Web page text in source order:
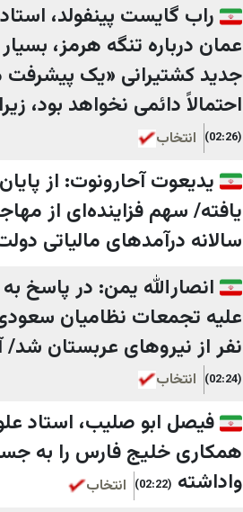
راب گایست پینفولد،
عمان درباره تنگه هرمز،
جدید کشتیرانی «یک
احتمالاً دائمی نخواهد بود،
(02:26) انتخاب
یافته/ سهم فزاینده‌ای از
سالانه درآمد‌های مالیاتی
انصارالله یمن: در پاسخ
علیه تجمعات نظامیان
نفر از نیرو‌های عربستان
(02:24) انتخاب
فیصل ابو صلیب، استاد
همکاری خلیج فارس را به
واداشته (02:22) انتخاب